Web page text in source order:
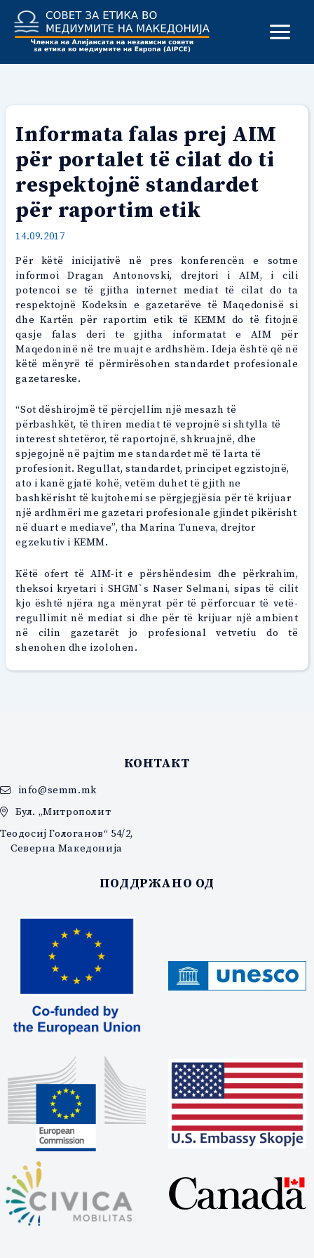
content
Informata falas prej AIM
për portalet të cilat do ti
respektojnë standardet
për raportim etik
14.09.2017
Për këtë inicijativë në pres konferencën e sotme
informoi Dragan Antonovski, drejtori i AIM, i cili
potencoi se të gjitha internet mediat të cilat do ta
respektojnë Kodeksin e gazetarëve të Maqedonisë si
dhe Kartën për raportim etik të KEMM do të fitojnë
qasje falas deri te gjitha informatat e AIM për
Maqedoninë në tre muajt e ardhshëm. Ideja është që në
këtë mënyrë të përmirësohen standardet profesionale
gazetareske.
“Sot dëshirojmë të përcjellim një mesazh të
përbashkët, të thiren mediat të veprojnë si shtylla të
interest shtetëror, të raportojnë, shkruajnë, dhe
spjegojnë në pajtim me standardet më të larta të
profesionit. Regullat, standardet, principet egzistojnë,
ato i kanë gjatë kohë, vetëm duhet të gjith ne
bashkërisht të kujtohemi se përgjegjësia për të krijuar
një ardhmëri me gazetari profesionale gjindet pikërisht
në duart e mediave”, tha Marina Tuneva, drejtor
egzekutiv i KEMM.
Këtë ofert të AIM-it e përshëndesim dhe përkrahim,
theksoi kryetari i SHGM`s Naser Selmani, sipas të cilit
kjo është njëra nga mënyrat për të përforcuar të vetë-
regullimit në mediat si dhe për të krijuar një ambient
në cilin gazetarët jo profesional vetvetiu do të
shenohen dhe izolohen.
КОНТАКТ
info@semm.mk
Бул. „Митрополит
Теодосиј Гологанов“ 54/2,
Северна Македонија
ПОДДРЖАНО ОД